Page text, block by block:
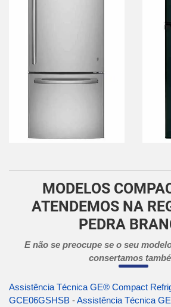
MODELOS
ATENDEMOS NA
PEDRA
E não se preocupe se o seu
consertamos
Assistência Técnica GE® Compact
GCE06GSHSB -Assistência Técnica